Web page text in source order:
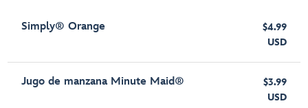
Simply® Orange
$4.99
USD
Jugo de manzana Minute Maid®
$3.99
USD